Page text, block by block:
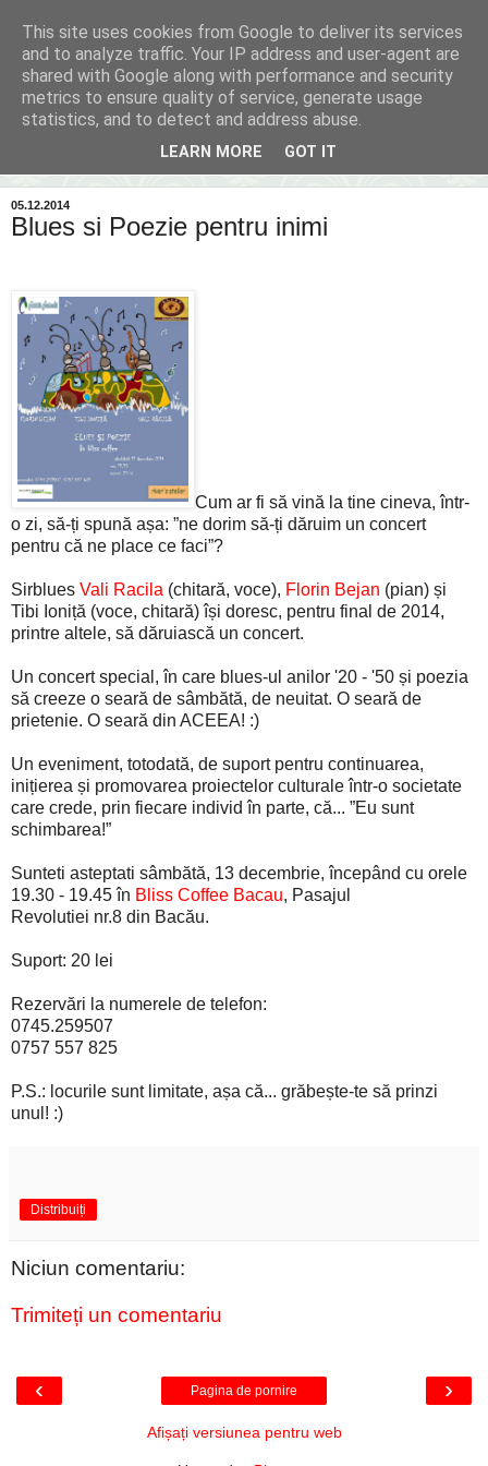
Inima Bacăului
Din inima Bacăului...spre inima ta...
05.12.2014
Blues si Poezie pentru inimi
Cum ar fi să vină la tine cineva, într-
o zi, să-ți spună așa: ”ne dorim să-ți dăruim un concert
pentru că ne place ce faci”?
Sirblues Vali Racila (chitară, voce), Florin Bejan (pian) și
Tibi Ioniță (voce, chitară) își doresc, pentru final de 2014,
printre altele, să dăruiască un concert.
Un concert special, în care blues-ul anilor '20 - '50 și poezia
să creeze o seară de sâmbătă, de neuitat. O seară de
prietenie. O seară din ACEEA! :)
Un eveniment, totodată, de suport pentru continuarea,
inițierea și promovarea proiectelor culturale într-o societate
care crede, prin fiecare individ în parte, că... ”Eu sunt
schimbarea!”
Sunteti asteptati sâmbătă, 13 decembrie, începând cu orele
19.30 - 19.45 în Bliss Coffee Bacau, Pasajul
Revolutiei nr.8 din Bacău.
Suport: 20 lei
Rezervări la numerele de telefon:
0745.259507
0757 557 825
P.S.: locurile sunt limitate, așa că... grăbește-te să prinzi
unul! :)
Distribuiți
Niciun comentariu:
Trimiteți un comentariu
‹ ›
Pagina de pornire
Afișați versiunea pentru web
This site uses cookies from Google to deliver its services
and to analyze traffic. Your IP address and user-agent are
shared with Google along with performance and security
metrics to ensure quality of service, generate usage
statistics, and to detect and address abuse.
LEARN MORE GOT IT